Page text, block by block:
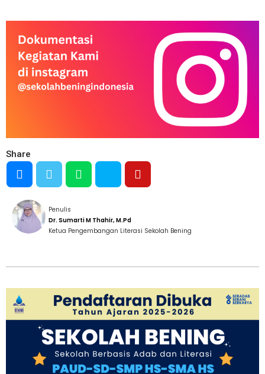
Share
Penulis
Dr. Sumarti M Thahir, M.Pd
Ketua Pengembangan Literasi Sekolah Bening